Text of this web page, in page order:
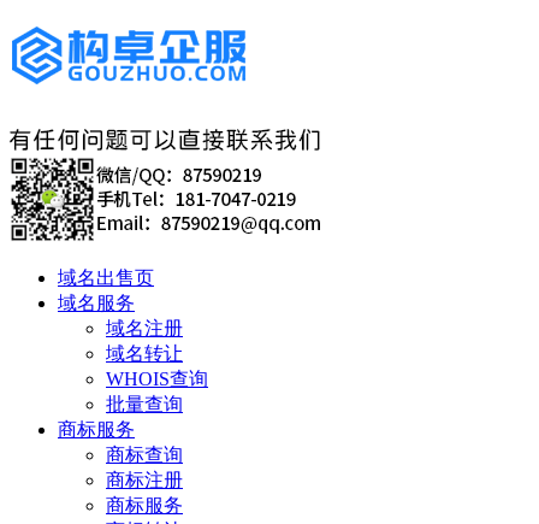
域名出售页
域名服务
域名注册
域名转让
WHOIS查询
批量查询
商标服务
商标查询
商标注册
商标服务